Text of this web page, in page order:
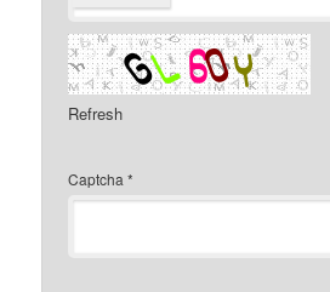
Refresh
Captcha *